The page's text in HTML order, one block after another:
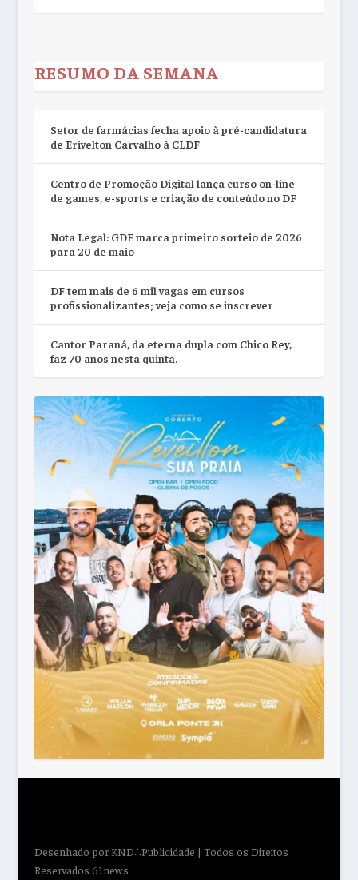
RESUMO DA SEMANA
Setor de farmácias fecha apoio à pré-candidatura
de Erivelton Carvalho à CLDF
Centro de Promoção Digital lança curso on-line
de games, e-sports e criação de conteúdo no DF
Nota Legal: GDF marca primeiro sorteio de 2026
para 20 de maio
DF tem mais de 6 mil vagas em cursos
profissionalizantes; veja como se inscrever
Cantor Paraná, da eterna dupla com Chico Rey,
faz 70 anos nesta quinta.
Desenhado porKND∴Publicidade | Todos os Direitos
Reservados 61news